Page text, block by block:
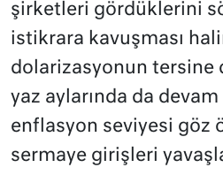
şirketleri gördüklerini
istikrara kavuşması
dolarizasyonun tersine
yaz aylarında da
enflasyon seviyesi göz
sermaye girişleri